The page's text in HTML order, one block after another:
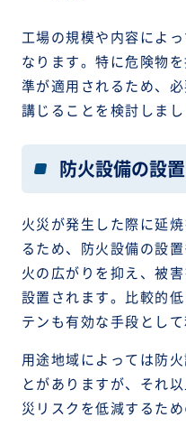
工場の規模や内容によ
なります。特に危険物
準が適用されるため、
講じることを検討しまし
防火設備の設置
火災が発生した際に延
るため、防火設備の設
火の広がりを抑え、被
設置されます。比較的
テンも有効な手段として
用途地域によっては防
とがありますが、それ
災リスクを低減するため